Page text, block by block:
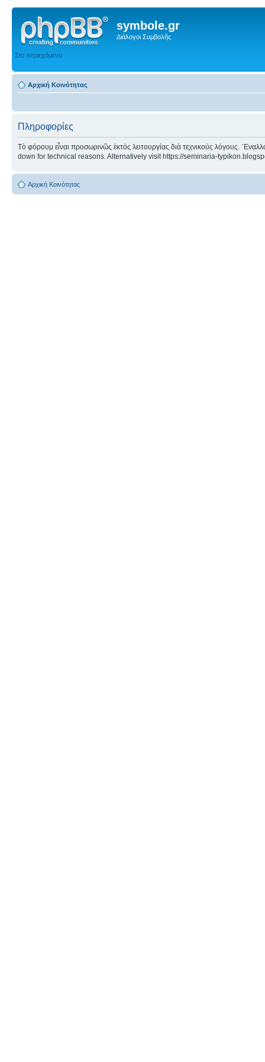
symbole.gr
Διάλογοι Συμβολῆς
Στο περιεχόμενο
Αρχική Κοινότητας
Πληροφορίες
Τὸ φόρουμ εἶναι προσωρινῶς ἐκτὸς λειτουργίας διὰ τεχνικοὺς λόγους.
down for technical reasons. Alternatively visit https://seminaria-
Αρχική Κοινότητας